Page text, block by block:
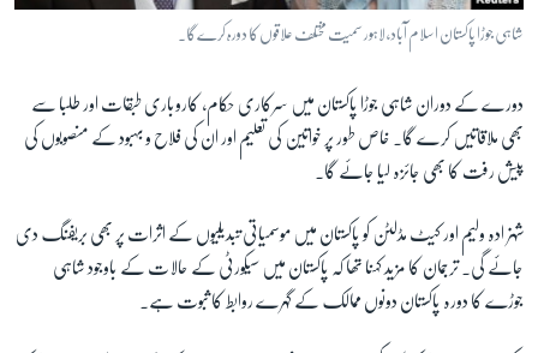
شاہی جوڑا پاکستان اسلام آباد، لاہور سمیت مختلف علاقوں کا دورہ کرے گا۔
دورے کے دوران شاہی جوڑا پاکستان میں سرکاری حکام، کاروباری طبقات اور طلبا سے
بھی ملاقاتیں کرے گا۔ خاص طور پر خواتین کی تعلیم اور ان کی فلاح و بہبود کے منصوبوں کی
پیش رفت کا بھی جائزہ لیا جائے گا۔
شہزادہ ولیم اور کیٹ مڈلٹن کو پاکستان میں موسمیاتی تبدیلیوں کے اثرات پر بھی بریفنگ دی
جائے گی۔ ترجمان کا مزید کہنا تھا کہ پاکستان میں سیکورٹی کے حالات کے باوجود شاہی
جوڑے کا دورہ پاکستان دونوں ممالک کے گہرے روابط کا ثبوت ہے۔